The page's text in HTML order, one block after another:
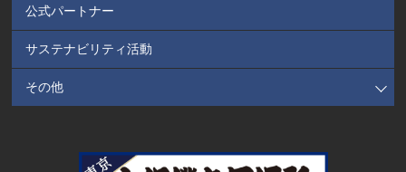
公式パートナー
サステナビリティ活動
その他